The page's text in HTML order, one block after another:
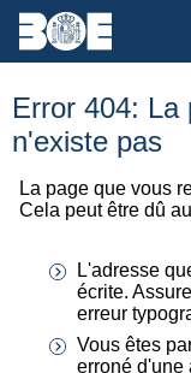
Error 404: La
n'existe pas
La page que vous
Cela peut être dû
L'adresse
écrite.
erreur
Vous êtes
erroné d'une